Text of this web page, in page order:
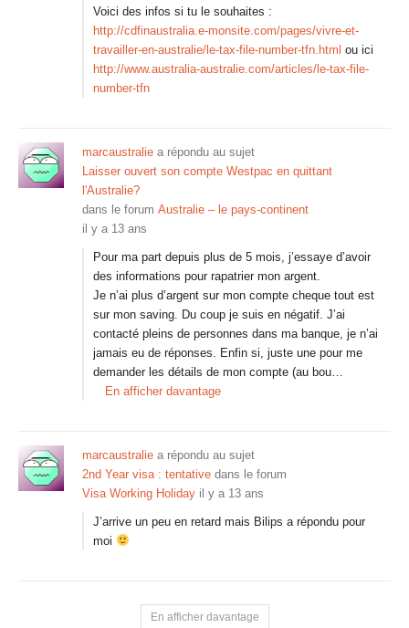
Voici des infos si tu le souhaites :
http://cdfinaustralia.e-monsite.com/pages/vivre-et-
travailler-en-australie/le-tax-file-number-tfn.html ou ici
http://www.australia-australie.com/articles/le-tax-file-
number-tfn
marcaustralie a répondu au sujet
Laisser ouvert son compte Westpac en quittant
l'Australie?
dans le forum Australie – le pays-continent
il y a 13 ans
Pour ma part depuis plus de 5 mois, j’essaye d’avoir
des informations pour rapatrier mon argent.
Je n’ai plus d’argent sur mon compte cheque tout est
sur mon saving. Du coup je suis en négatif. J’ai
contacté pleins de personnes dans ma banque, je n’ai
jamais eu de réponses. Enfin si, juste une pour me
demander les détails de mon compte (au bou…
En afficher davantage
marcaustralie a répondu au sujet
2nd Year visa : tentative dans le forum
Visa Working Holiday il y a 13 ans
J’arrive un peu en retard mais Bilips a répondu pour
moi
En afficher davantage